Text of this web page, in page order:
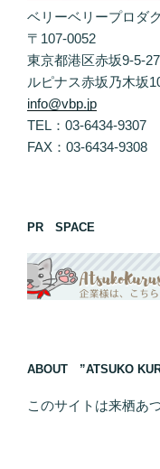
ベリーベリープロダ
〒107-0052
東京都港区赤坂9-5-27
ルピナス赤坂乃木坂
info@vbp.jp
TEL：03-6434-9307
FAX：03-6434-9308
PR SPACE
ABOUT ”ATSUKO
このサイトは来栖あ